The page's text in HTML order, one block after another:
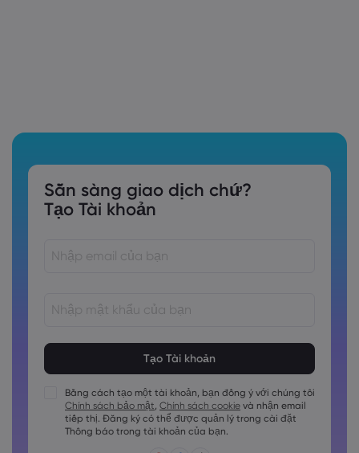
Sẵn sàng giao dịch chứ?
Tạo Tài khoản
Các mật khẩu phải chứa ít nhất 1 ký tự viết hoa
Các mật khẩu phải chứa ít nhất 1 ký tự viết thường
Mật khẩu phải chứa ~!@#£%^&amp;*()_-+=:;&lt;&gt;\{,\[]?,.
Bằng cách tạo một tài khoản, bạn đồng ý với chúng tôi
Chính sách bảo mật, Chính sách cookie và nhận email
tiếp thị. Đăng ký có thể được quản lý trong cài đặt
Thông báo trong tài khoản của bạn.